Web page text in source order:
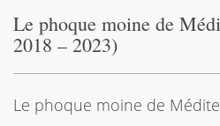
Le phoque moine de
2018 – 2023)
Le phoque moine de